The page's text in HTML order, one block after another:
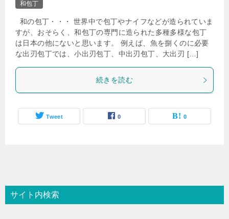
和包丁
和の包丁・・・ 世界中で包丁やナイフなどが造られていま
すが、おそらく、和包丁の専門に造られた多種多様な包丁
は日本の他にないと思います。 例えば、魚を捌くのに必要
な出刃包丁では、小出刃包丁、中出刃包丁、大出刃 […]
続きを読む
Tweet 0 0
サイト内検索